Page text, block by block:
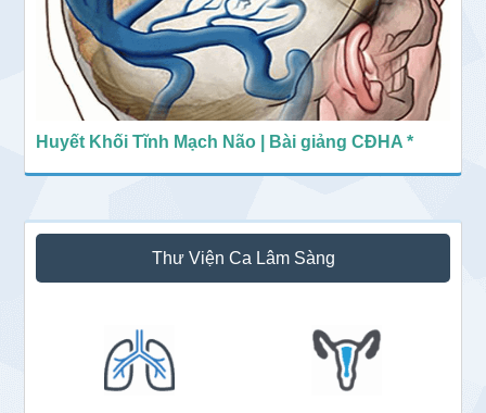
Huyết Khối Tĩnh Mạch Não | Bài giảng CĐHA *
Thư Viện Ca Lâm Sàng